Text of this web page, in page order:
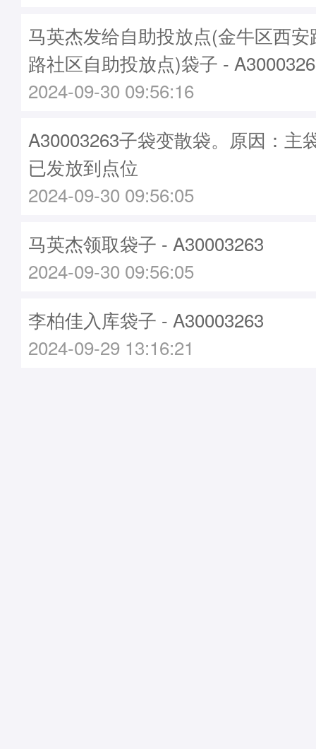
马英杰发给自助投放点(金牛区西
路社区自助投放点)袋子 -
2024-09-30 09:56:16
A30003263子袋变散袋。原因：主
已发放到点位
2024-09-30 09:56:05
马英杰领取袋子 - A30003263
2024-09-30 09:56:05
李柏佳入库袋子 - A30003263
2024-09-29 13:16:21